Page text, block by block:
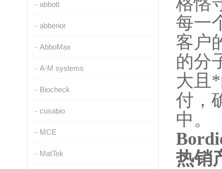
abbott
abberior
AbboMax
A-M systems
Biocheck
cusabio
MCE
MatTek
每一
客户
的分
大且
付，
中。
热销